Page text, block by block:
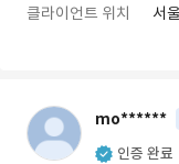
클라이언트 위치 서
mo******
인증 완료